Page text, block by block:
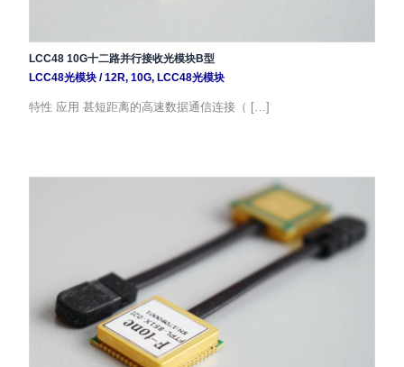
LCC48 10G十二路并行接收光模块B型
LCC48光模块/12R, 10G, LCC48光模块
特性 应用 甚短距离的高速数据通信连接（ […]